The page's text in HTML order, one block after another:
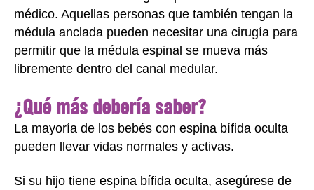
médico. Aquellas personas que también tengan la
médula anclada pueden necesitar una cirugía para
permitir que la médula espinal se mueva más
libremente dentro del canal medular.
¿Qué más debería saber?
La mayoría de los bebés con espina bífida oculta
pueden llevar vidas normales y activas.
Si su hijo tiene espina bífida oculta, asegúrese de